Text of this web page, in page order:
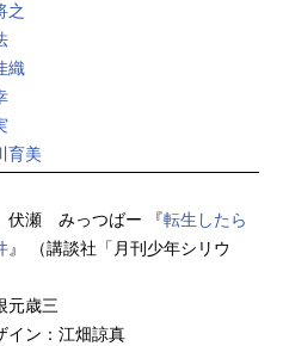
之
織
育美
伏瀬 みっつばー 『転生したら
』 （講談社「月刊少年シリウ
元歳三
イン：江畑諒真